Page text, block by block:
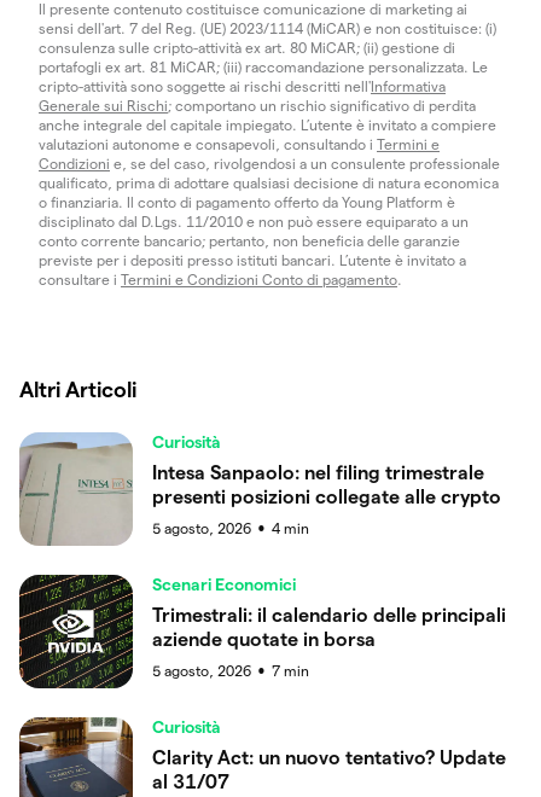
Il presente contenuto costituisce comunicazione di marketing ai
sensi dell'art. 7 del Reg. (UE) 2023/1114 (MiCAR) e non costituisce: (i)
consulenza sulle cripto-attività ex art. 80 MiCAR; (ii) gestione di
portafogli ex art. 81 MiCAR; (iii) raccomandazione personalizzata. Le
cripto-attività sono soggette ai rischi descritti nell'Informativa
Generale sui Rischi; comportano un rischio significativo di perdita
anche integrale del capitale impiegato. L’utente è invitato a compiere
valutazioni autonome e consapevoli, consultando i Termini e
Condizioni e, se del caso, rivolgendosi a un consulente professionale
qualificato, prima di adottare qualsiasi decisione di natura economica
o finanziaria. Il conto di pagamento offerto da Young Platform è
disciplinato dal D.Lgs. 11/2010 e non può essere equiparato a un
conto corrente bancario; pertanto, non beneficia delle garanzie
previste per i depositi presso istituti bancari. L’utente è invitato a
consultare i Termini e Condizioni Conto di pagamento.
Altri Articoli
Curiosità
Intesa Sanpaolo: nel filing trimestrale
presenti posizioni collegate alle crypto
5 agosto, 2026 ● 4 min
Scenari Economici
Trimestrali: il calendario delle principali
aziende quotate in borsa
5 agosto, 2026 ● 7 min
Curiosità
Clarity Act: un nuovo tentativo? Update
al 31/07